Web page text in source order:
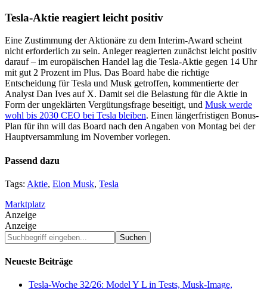
Tesla-Aktie reagiert leicht positiv
Eine Zustimmung der Aktionäre zu dem Interim-Award scheint
nicht erforderlich zu sein. Anleger reagierten zunächst leicht positiv
darauf – im europäischen Handel lag die Tesla-Aktie gegen 14 Uhr
mit gut 2 Prozent im Plus. Das Board habe die richtige
Entscheidung für Tesla und Musk getroffen, kommentierte der
Analyst Dan Ives auf X. Damit sei die Belastung für die Aktie in
Form der ungeklärten Vergütungsfrage beseitigt, und Musk werde
wohl bis 2030 CEO bei Tesla bleiben. Einen längerfristigen Bonus-
Plan für ihn will das Board nach den Angaben von Montag bei der
Hauptversammlung im November vorlegen.
Passend dazu
Tags: Aktie, Elon Musk, Tesla
Marktplatz
Anzeige
Anzeige
Suchbegriff
eingeben...
Neueste Beiträge
Tesla-Woche 32/26: Model Y L in Tests, Musk-Image,